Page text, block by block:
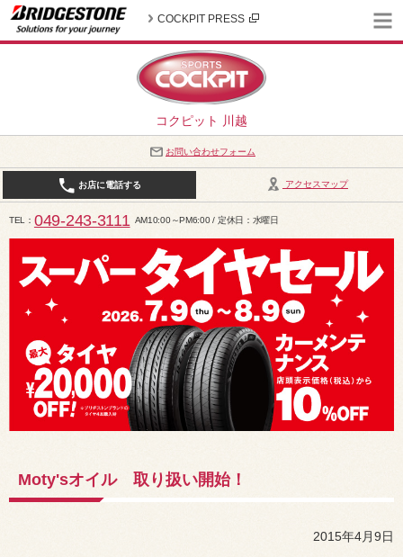
コクピット 川越
COCKPIT PRESS
お問い合わせフォーム
アクセスマップ
お店に電話する
TEL 049-243-3111 AM10:00～PM6:00 / 定休日：水曜日
Moty'sオイル 取り扱い開始！
2015年4月9日